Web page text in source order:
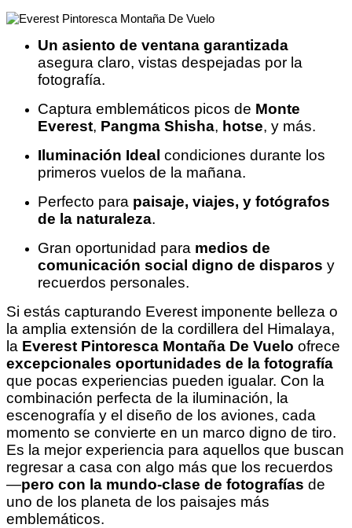
Un asiento de ventana garantizada
asegura claro, vistas despejadas por la
fotografía.
Captura emblemáticos picos de Monte
Everest, Pangma Shisha, hotse, y más.
Iluminación Ideal condiciones durante los
primeros vuelos de la mañana.
Perfecto para paisaje, viajes, y fotógrafos
de la naturaleza.
Gran oportunidad para medios de
comunicación social digno de disparos y
recuerdos personales.
Si estás capturando Everest imponente belleza o
la amplia extensión de la cordillera del Himalaya,
la Everest Pintoresca Montaña De Vuelo ofrece
excepcionales oportunidades de la fotografía
que pocas experiencias pueden igualar. Con la
combinación perfecta de la iluminación, la
escenografía y el diseño de los aviones, cada
momento se convierte en un marco digno de tiro.
Es la mejor experiencia para aquellos que buscan
regresar a casa con algo más que los recuerdos
—pero con la mundo-clase de fotografías de
uno de los planeta de los paisajes más
emblemáticos.